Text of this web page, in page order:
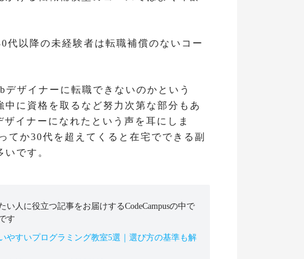
代以降の未経験者は転職補償のないコー
ザイナーに転職できないのかという
に資格を取るなど努力次第な部分もあ
イナーになれたという声を耳にしま
てか30代を超えてくると在宅でできる副
です。
人に役立つ記事をお届けするCodeCampusの中で
す
やすいプログラミング教室5選｜選び方の基準も解